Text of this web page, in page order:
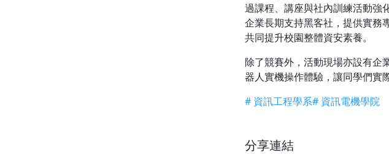
過課程、講座與社內訓練活動強
企業長期支持黑客社，提供實務
共同提升校園整體資安素養。
除了競賽外，活動現場亦設有企
器人實機操作體驗，讓同學們實
# 資訊工程學系# 資訊電機學院
分享連結